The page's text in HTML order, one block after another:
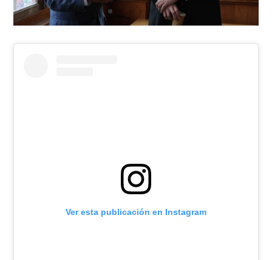
Ver esta publicación en Instagram